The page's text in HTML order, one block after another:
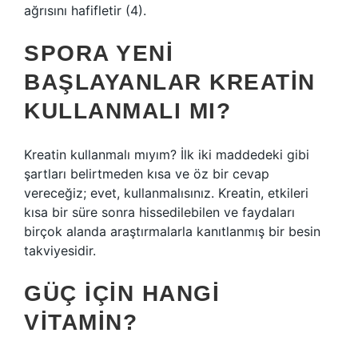
ağrısını hafifletir (4).
SPORA YENI
BAŞLAYANLAR KREATIN
KULLANMALI MI?
Kreatin kullanmalı mıyım? İlk iki maddedeki gibi
şartları belirtmeden kısa ve öz bir cevap
vereceğiz; evet, kullanmalısınız. Kreatin, etkileri
kısa bir süre sonra hissedilebilen ve faydaları
birçok alanda araştırmalarla kanıtlanmış bir besin
takviyesidir.
GÜÇ IÇIN HANGI
VITAMIN?